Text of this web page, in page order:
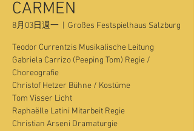
CARMEN
8月03日週一 Großes Festspielhaus Salzburg
Teodor Currentzis Musikalische Leitung
Gabriela Carrizo (Peeping Tom) Regie /
Choreografie
Christof Hetzer Bühne / Kostüme
Tom Visser Licht
Raphaëlle Latini Mitarbeit Regie
Christian Arseni Dramaturgie